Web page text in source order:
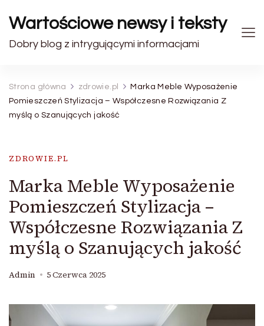
Wartościowe newsy i teksty
Dobry blog z intrygującymi informacjami
Strona główna zdrowie.pl
Marka Meble Wyposażenie
Pomieszczeń Stylizacja – Współczesne Rozwiązania Z
myślą o Szanujących jakość
ZDROWIE.PL
Marka Meble Wyposażenie
Pomieszczeń Stylizacja –
Współczesne Rozwiązania Z
myślą o Szanujących jakość
Admin 5 Czerwca 2025